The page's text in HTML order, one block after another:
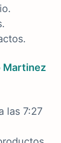
Martinez
las 7:27